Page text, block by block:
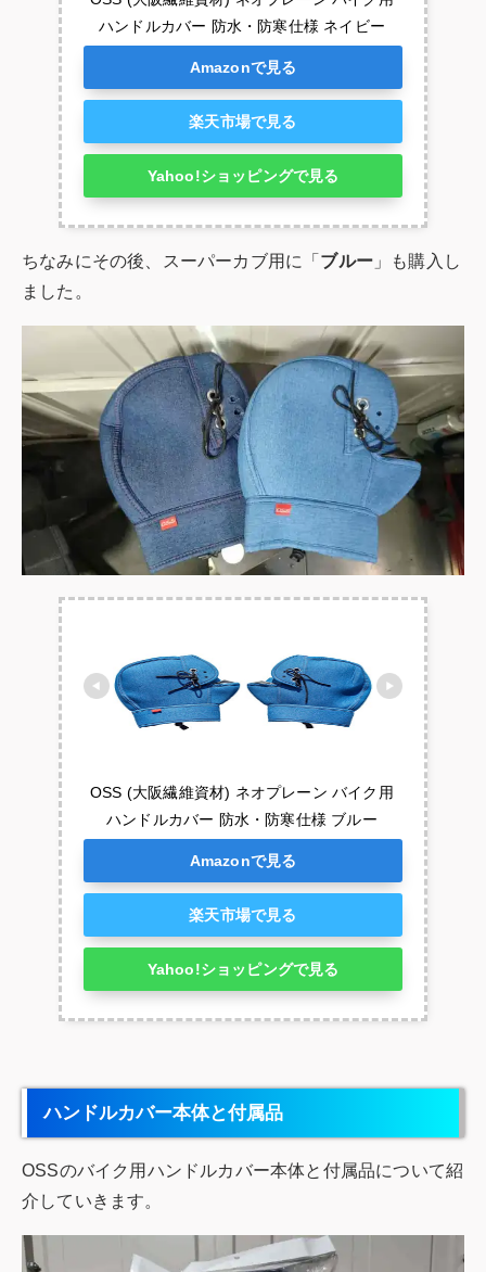
ハンドルカバー 防水・防寒仕様 ネイビー
Amazonで見る
楽天市場で見る
Yahoo!ショッピングで見る
ちなみにその後、スーパーカブ用に「 ブルー 」も購入し
ました。
OSS (大阪繊維資材) ネオプレーン バイク用
ハンドルカバー 防水・防寒仕様 ブルー
Amazonで見る
楽天市場で見る
Yahoo!ショッピングで見る
ハンドルカバー本体と付属品
OSSのバイク用ハンドルカバー本体と付属品について紹
介していきます。